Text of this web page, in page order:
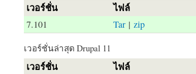
เวอร์ชั่น ไฟล์
7.101 Tar| zip
เวอร์ชั่นล่าสุด Drupal 11
เวอร์ชั่น ไฟล์